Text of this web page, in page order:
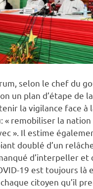
selon le chef du
un plan d’étape de
la vigilance face à
« remobiliser la
». Il estime
doublé d’un
d’interpeller
19 est toujours
citoyen qu’il